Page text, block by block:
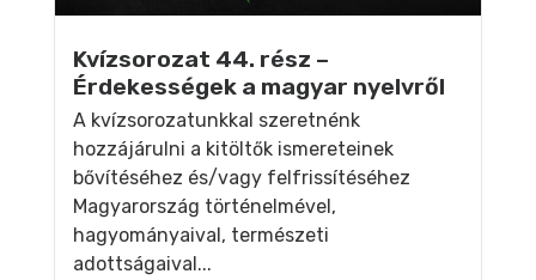
Kvízsorozat 44. rész –
Érdekességek a magyar nyelvről
A kvízsorozatunkkal szeretnénk
hozzájárulni a kitöltők ismereteinek
bővítéséhez és/vagy felfrissítéséhez
Magyarország történelmével,
hagyományaival, természeti
adottságaival...